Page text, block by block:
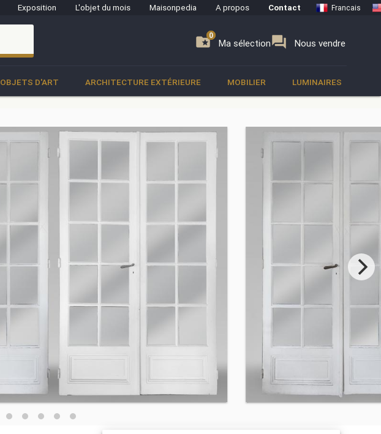
Exposition L'objet du mois Maisonpedia A propos Contact Francais
folder_special Ma sélection
0 forum Nous vendre
0
OBJETS D'ART ARCHITECTURE EXTÉRIEURE MOBILIER LUMINAIRES